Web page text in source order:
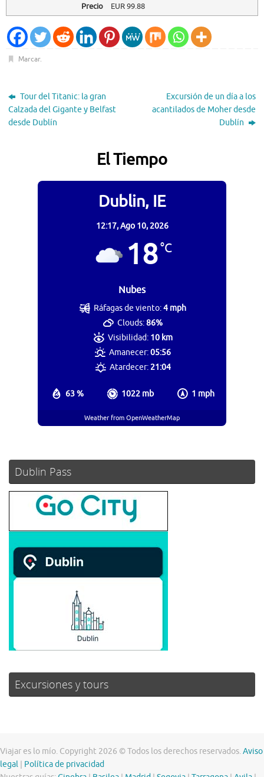
Precio
EUR99.88
Marcar.
Tour del Titanic: la gran
Calzada del Gigante y Belfast
desde Dublín
Excursión de un día a los
acantilados de Moher desde
Dublín
El Tiempo
Dublin, IE
12:17,Ago 10, 2026
18°C
Nubes
63 % 1022 mb 1 mph
Ráfagas de viento:4 mph
Clouds:86%
Visibilidad: 10 km
Amanecer:05:56
Atardecer:21:04
Weather from OpenWeatherMap
Dublin Pass
Excursiones y tours
Viajar es lo mío. Copyright 2026 © Todos los derechos reservados.Aviso
legal
Política de privacidad